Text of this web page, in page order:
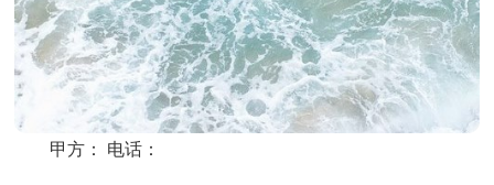
甲方： 电话：